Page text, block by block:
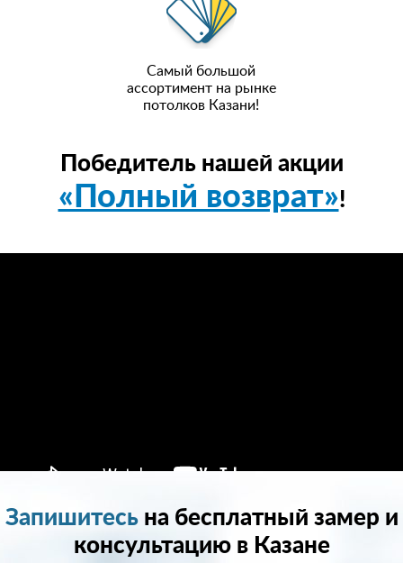
Самый большой
ассортимент на рынке
потолков Казани!
Победитель нашей акции
«Полный возврат»!
Запишитесьна бесплатный замер и
консультацию в Казанe